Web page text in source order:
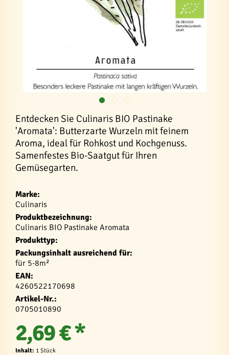
Entdecken Sie Culinaris BIO Pastinake
'Aromata': Butterzarte Wurzeln mit feinem
Aroma, ideal für Rohkost und Kochgenuss.
Samenfestes Bio-Saatgut für Ihren
Gemüsegarten.
Marke:
Culinaris
Produktbezeichnung:
Culinaris BIO Pastinake Aromata
Produkttyp:
Packungsinhalt ausreichend für:
für 5-8m²
EAN:
4260522170698
Artikel-Nr.:
0705010890
2,69 € *
Inhalt: 1 Stück